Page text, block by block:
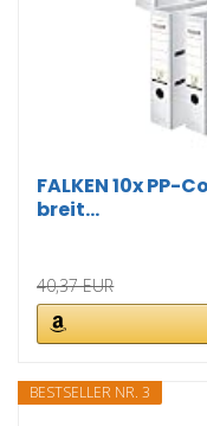
FALKEN 10x
breit...
40,37 EUR
BESTSELLER NR. 3